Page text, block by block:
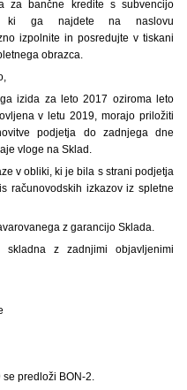
za bančne kredite s subvencijo
ki ga najdete na naslovu
izpolnite in posredujte v tiskani
obrazca.
izida za leto 2017 oziroma leto
v letu 2019, morajo priložiti
podjetja do zadnjega dne
vloge na Sklad.
v obliki, ki je bila s strani podjetja
računovodskih izkazov iz spletne
z garancijo Sklada.
z zadnjimi objavljenimi
predloži BON-2.